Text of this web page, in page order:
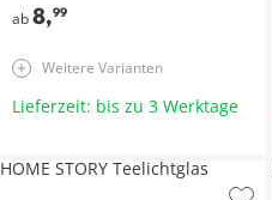
ab8,99
Weitere Varianten
Lieferzeit: bis zu 3 Werktage
HOME STORY Teelichtglas